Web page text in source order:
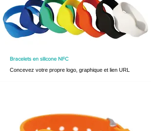
Bracelets en silicone NFC
Concevez votre propre logo, graphique et lien URL